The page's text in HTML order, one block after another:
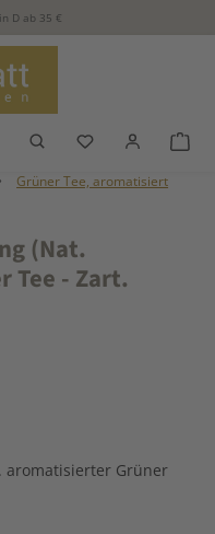
D ab 35 €
Werkzeugleiste anzeigen
Du hast 0
Grüner Tee, aromatisiert
(Nat.
Tee - Zart.